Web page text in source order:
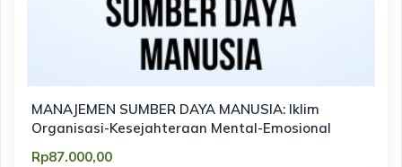
MANAJEMEN SUMBER DAYA MANUSIA: Iklim
Organisasi-Kesejahteraan Mental-Emosional
Rp87.000,00